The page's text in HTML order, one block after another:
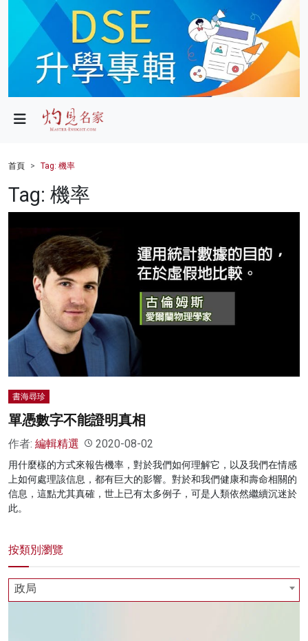
政局
財經
健康
商業
科技
影片
名家榜
灼見活動
首頁 Tag: 機率
Tag: 機率
書海尋珍
單憑數字不能證明真相
作者: 編輯精選 2020-08-02
用什麼樣的方式來報告機率，對於我們如何理解它，以及我們在情感
上如何處理該信息，都有巨大的影響。對於和我們健康和壽命相關的
信息，這點尤其真確，世上已有太多例子，可是人類依然繼續沉迷於
此。
按類別瀏覽
政局